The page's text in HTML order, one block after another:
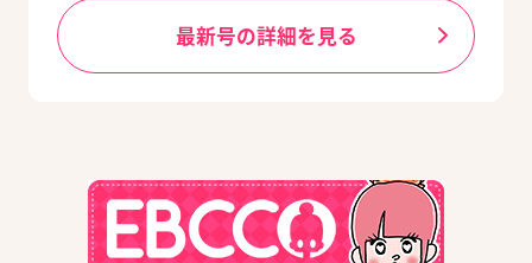
最新号の詳細を見る